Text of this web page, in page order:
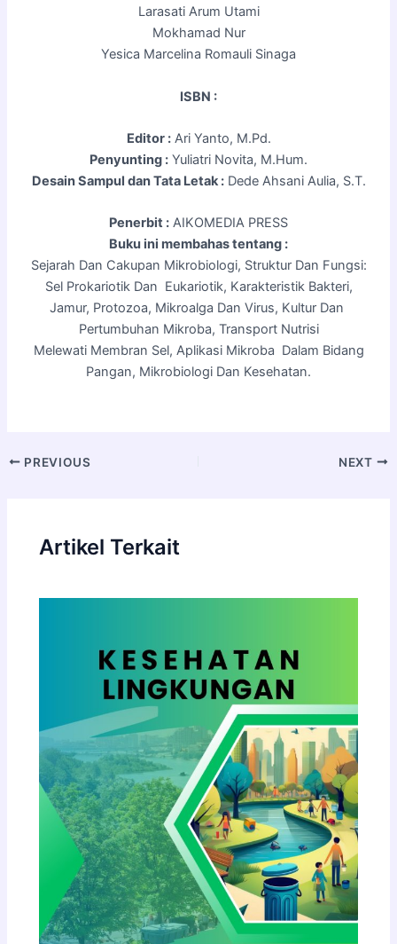
Larasati Arum Utami
Mokhamad Nur
Yesica Marcelina Romauli Sinaga
ISBN :
Editor :Ari Yanto, M.Pd.
Penyunting : Yuliatri Novita, M.Hum.
Desain Sampul dan Tata Letak :Dede Ahsani Aulia, S.T.
Penerbit : AIKOMEDIA PRESS
Buku ini membahas tentang :
Sejarah Dan Cakupan Mikrobiologi, Struktur Dan Fungsi:
Sel Prokariotik Dan Eukariotik, Karakteristik Bakteri,
Jamur, Protozoa, Mikroalga Dan Virus, Kultur Dan
Pertumbuhan Mikroba, Transport Nutrisi
Melewati Membran Sel, Aplikasi Mikroba Dalam Bidang
Pangan, Mikrobiologi Dan Kesehatan.
PREVIOUS NEXT
Artikel Terkait